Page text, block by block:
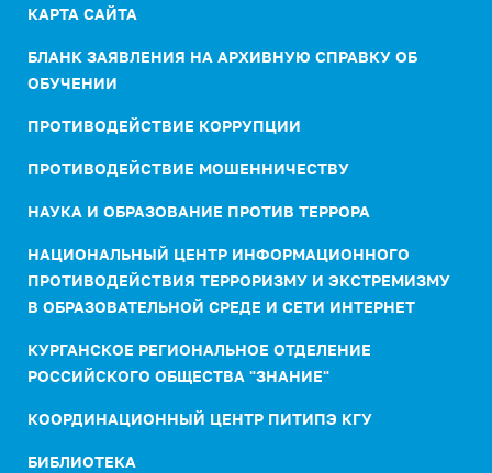
КАРТА САЙТА
БЛАНК ЗАЯВЛЕНИЯ НА АРХИВНУЮ СПРАВКУ ОБ
ОБУЧЕНИИ
ПРОТИВОДЕЙСТВИЕ КОРРУПЦИИ
ПРОТИВОДЕЙСТВИЕ МОШЕННИЧЕСТВУ
НАУКА И ОБРАЗОВАНИЕ ПРОТИВ ТЕРРОРА
НАЦИОНАЛЬНЫЙ ЦЕНТР ИНФОРМАЦИОННОГО
ПРОТИВОДЕЙСТВИЯ ТЕРРОРИЗМУ И ЭКСТРЕМИЗМУ
В ОБРАЗОВАТЕЛЬНОЙ СРЕДЕ И СЕТИ ИНТЕРНЕТ
КУРГАНСКОЕ РЕГИОНАЛЬНОЕ ОТДЕЛЕНИЕ
РОССИЙСКОГО ОБЩЕСТВА "ЗНАНИЕ"
КООРДИНАЦИОННЫЙ ЦЕНТР ПИТИПЭ КГУ
БИБЛИОТЕКА